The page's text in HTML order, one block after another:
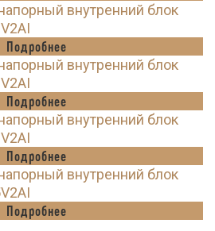
внутренний блок
Подробнее
внутренний блок
Подробнее
внутренний блок
Подробнее
внутренний блок
Подробнее